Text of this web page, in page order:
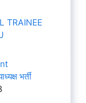
TRAINEE
भर्ती